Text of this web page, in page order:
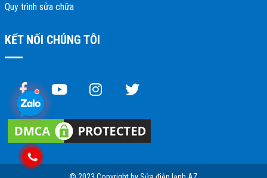
Quy trình sửa chữa
KẾT NỐI CHÚNG TÔI